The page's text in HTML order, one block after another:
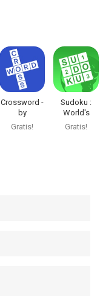
Crossword -
by
puzzling.com
Gratis!
Sudoku :
World's
Biggest
Gratis!